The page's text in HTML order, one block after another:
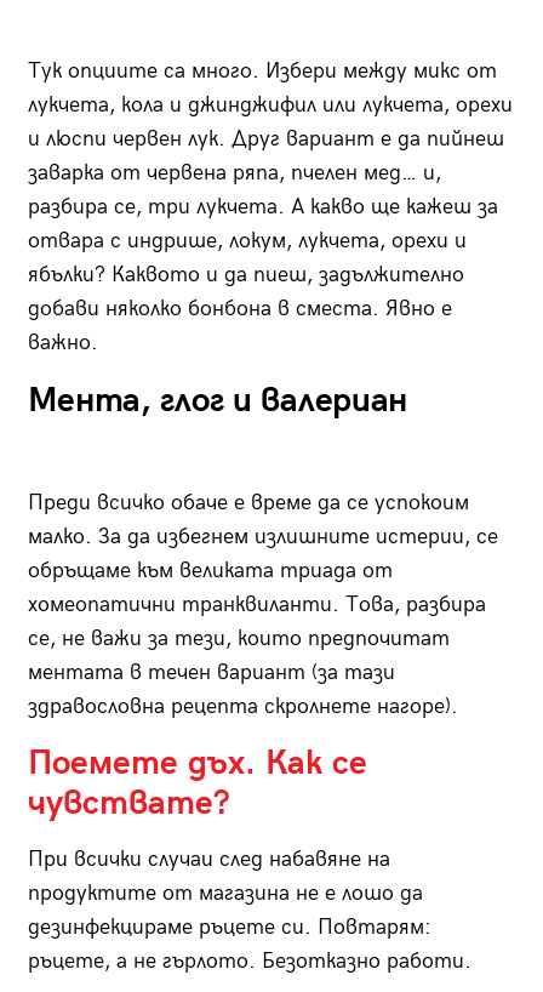
Тук опциите са много. Избери между микс от
лукчета, кола и джинджифил или лукчета, орехи
и люспи червен лук. Друг вариант е да пийнеш
заварка от червена ряпа, пчелен мед… и,
разбира се, три лукчета. А какво ще кажеш за
отвара с индрише, локум, лукчета, орехи и
ябълки? Каквото и да пиеш, задължително
добави няколко бонбона в сместа. Явно е
важно.
Мента, глог и валериан
Преди всичко обаче е време да се успокоим
малко. За да избегнем излишните истерии, се
обръщаме към великата триада от
хомеопатични транквиланти. Това, разбира
се, не важи за тези, които предпочитат
ментата в течен вариант (за тази
здравословна рецепта скролнете нагоре).
Поемете дъх. Как се
чувствате?
При всички случаи след набавяне на
продуктите от магазина не е лошо да
дезинфекцираме ръцете си. Повтарям:
ръцете, а не гърлото. Безотказно работи.